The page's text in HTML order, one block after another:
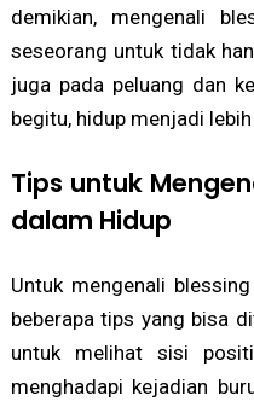
demikian, mengenali
seseorang untuk tidak
juga pada peluang dan
begitu, hidup menjadi
Tips untuk
dalam Hidup
Untuk mengenali
beberapa tips yang bisa
untuk melihat sisi
menghadapi kejadian